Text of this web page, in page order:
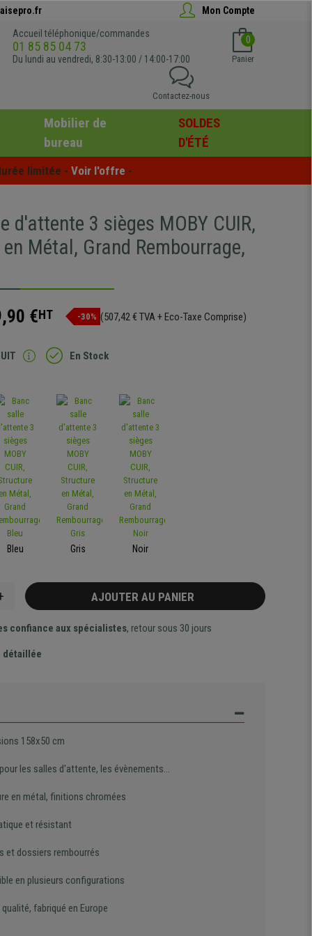
Mon Compte
Accueil téléphonique/commandes
01 85 85 04 73
Du lundi au vendredi, 8:30-13:00 / 14:00-17:00
0
Panier
Contactez-nous
Mobilier de
bureau
SOLDES
D'ÉTÉ
limitée - Voir l'offre -
d'attente 3 sièges MOBY CUIR,
Métal, Grand Rembourrage,
€HT -30% (507,42 € TVA + Eco-Taxe Comprise)
En Stock
Bleu Gris Noir
AJOUTER AU PANIER
confiance aux spécialistes, retour sous 30 jours
détaillée
158x50 cm
les salles d'attente, les évènements...
en métal, finitions chromées
et résistant
et dossiers rembourrés
en plusieurs configurations
qualité, fabriqué en Europe